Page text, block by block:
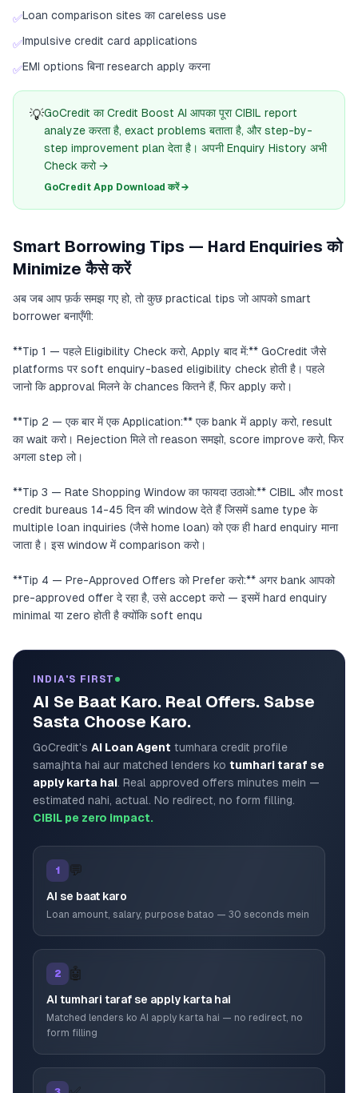
✅Loan comparison sites का careless use
✅Impulsive credit card applications
✅EMI options बिना research apply करना
💡GoCredit का Credit Boost AI आपका पूरा CIBIL report
analyze करता है, exact problems बताता है, और step-by-
step improvement plan देता है। अपनी Enquiry History अभी
Check करो →
GoCredit App Download करें →
Smart Borrowing Tips — Hard Enquiries को
Minimize कैसे करें
अब जब आप फ़र्क समझ गए हो, तो कुछ practical tips जो आपको smart
borrower बनाएँगी:
**Tip 1 — पहले Eligibility Check करो, Apply बाद में:** GoCredit जैसे
platforms पर soft enquiry-based eligibility check होती है। पहले
जानो कि approval मिलने के chances कितने हैं, फिर apply करो।
**Tip 2 — एक बार में एक Application:** एक bank में apply करो, result
का wait करो। Rejection मिले तो reason समझो, score improve करो, फिर
अगला step लो।
**Tip 3 — Rate Shopping Window का फायदा उठाओ:** CIBIL और most
credit bureaus 14-45 दिन की window देते हैं जिसमें same type के
multiple loan inquiries (जैसे home loan) को एक ही hard enquiry माना
जाता है। इस window में comparison करो।
**Tip 4 — Pre-Approved Offers को Prefer करो:** अगर bank आपको
pre-approved offer दे रहा है, उसे accept करो — इसमें hard enquiry
minimal या zero होती है क्योंकि soft enqu
INDIA'S FIRST
AI Se Baat Karo. Real Offers. Sabse
Sasta Choose Karo.
GoCredit's AI Loan Agent tumhara credit profile
samajhta hai aur matched lenders ko tumhari taraf se
apply karta hai. Real approved offers minutes mein —
estimated nahi, actual. No redirect, no form filling.
CIBIL pe zero impact.
1 💬
AI se baat karo
Loan amount, salary, purpose batao — 30 seconds mein
2 🤖
AI tumhari taraf se apply karta hai
Matched lenders ko AI apply karta hai — no redirect, no
form filling